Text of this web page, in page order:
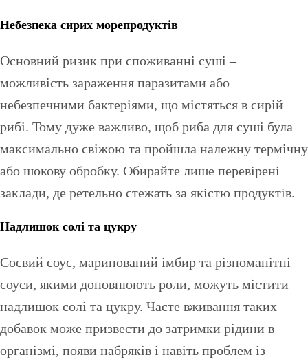
Небезпека сирих морепродуктів
Основний ризик при споживанні суші –
можливість зараження паразитами або
небезпечними бактеріями, що містяться в сирій
рибі. Тому дуже важливо, щоб риба для суші була
максимально свіжою та пройшла належну термічну
або шокову обробку. Обирайте лише перевірені
заклади, де ретельно стежать за якістю продуктів.
Надлишок солі та цукру
Соєвий соус, маринований імбир та різноманітні
соуси, якими доповнюють роли, можуть містити
надлишок солі та цукру. Часте вживання таких
добавок може призвести до затримки рідини в
організмі, появи набряків і навіть проблем із